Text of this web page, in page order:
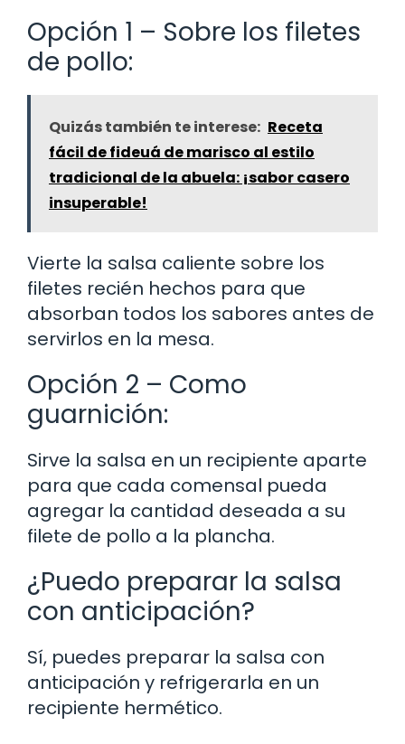
Opción 1 – Sobre los filetes
de pollo:
Quizás también te interese: Receta
fácil de fideuá de marisco al estilo
tradicional de la abuela: ¡sabor casero
insuperable!
Vierte la salsa caliente sobre los
filetes recién hechos para que
absorban todos los sabores antes de
servirlos en la mesa.
Opción 2 – Como
guarnición:
Sirve la salsa en un recipiente aparte
para que cada comensal pueda
agregar la cantidad deseada a su
filete de pollo a la plancha.
¿Puedo preparar la salsa
con anticipación?
Sí, puedes preparar la salsa con
anticipación y refrigerarla en un
recipiente hermético.